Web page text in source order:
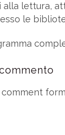
alla lettura,
le